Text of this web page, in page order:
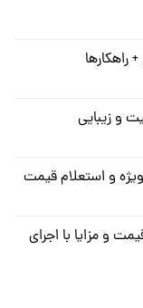
و زیبایی
و استعلام قیمت
و مزایا با اجرای